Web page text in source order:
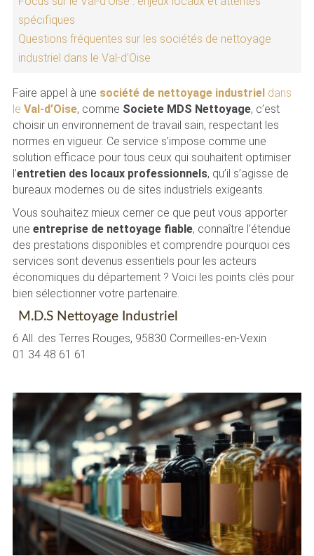
spécifiques
Questions fréquentes sur les sociétés de nettoyage
industriel dans le Val-d’Oise
Faire appel à une société de nettoyage industrieldans
le Val-d’Oise, comme Societe MDS Nettoyage, c’est
choisir un environnement de travail sain, respectant les
normes en vigueur. Ce service s’impose comme une
solution efficace pour tous ceux qui souhaitent optimiser
l’entretien des locaux professionnels, qu’il s’agisse de
bureaux modernes ou de sites industriels exigeants.
Vous souhaitez mieux cerner ce que peut vous apporter
une entreprise de nettoyage fiable, connaître l’étendue
des prestations disponibles et comprendre pourquoi ces
services sont devenus essentiels pour les acteurs
économiques du département ? Voici les points clés pour
bien sélectionner votre partenaire.
M.D.S Nettoyage Industriel
6 All. des Terres Rouges, 95830 Cormeilles-en-Vexin
01 34 48 61 61